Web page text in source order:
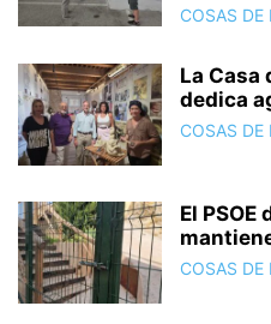
COSAS DE
La Casa
dedica
COSAS DE
El PSOE
COSAS DE